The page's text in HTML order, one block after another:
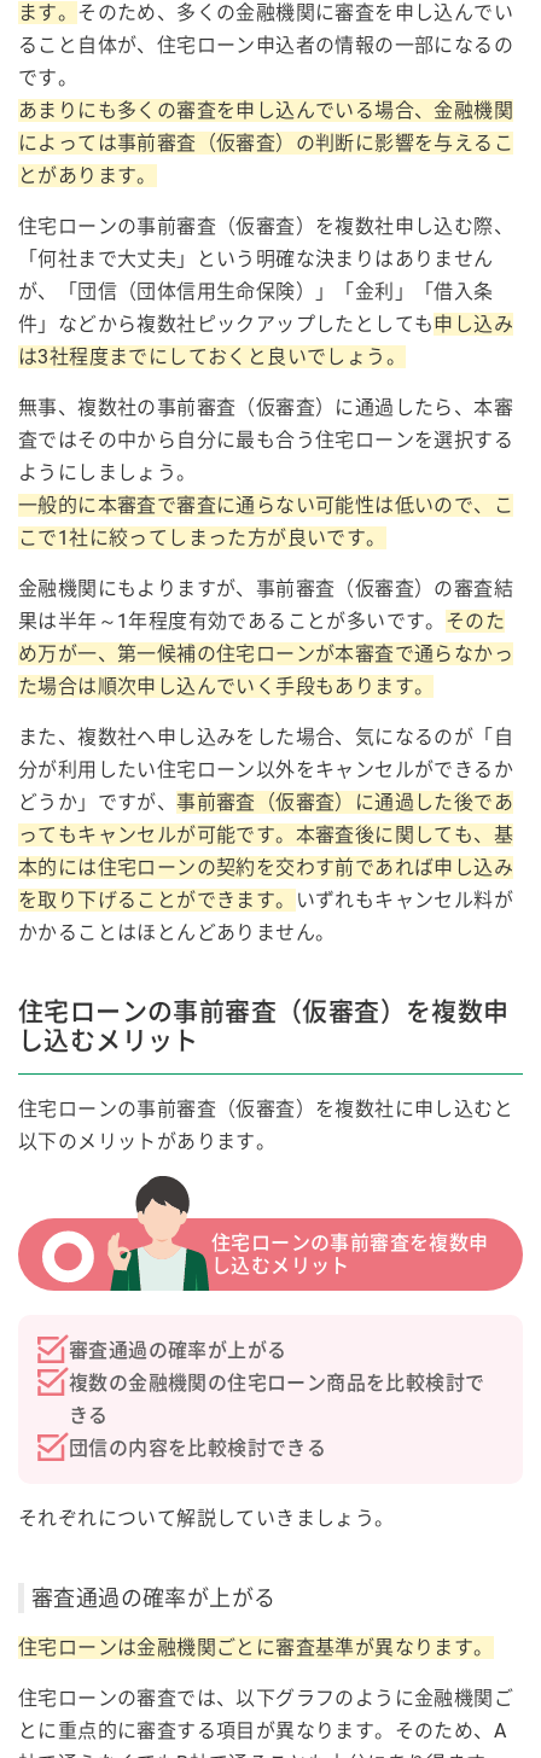
ます。 そのため、多くの金融機関に審査を申し込んでい
ること自体が、住宅ローン申込者の情報の一部になるの
です。
あまりにも多くの審査を申し込んでいる場合、金融機関
によっては事前審査（仮審査）の判断に影響を与えるこ
とがあります。
住宅ローンの事前審査（仮審査）を複数社申し込む際、
「何社まで大丈夫」という明確な決まりはありません
が、「団信（団体信用生命保険）」「金利」「借入条
件」などから複数社ピックアップしたとしても申し込み
は3社程度までにしておくと良いでしょう。
無事、複数社の事前審査（仮審査）に通過したら、本審
査ではその中から自分に最も合う住宅ローンを選択する
ようにしましょう。
一般的に本審査で審査に通らない可能性は低いので、こ
こで1社に絞ってしまった方が良いです。
金融機関にもよりますが、事前審査（仮審査）の審査結
果は半年～1年程度有効であることが多いです。 そのた
め万が一、第一候補の住宅ローンが本審査で通らなかっ
た場合は順次申し込んでいく手段もあります。
また、複数社へ申し込みをした場合、気になるのが「自
分が利用したい住宅ローン以外をキャンセルができるか
どうか」ですが、事前審査（仮審査）に通過した後であ
ってもキャンセルが可能です。本審査後に関しても、基
本的には住宅ローンの契約を交わす前であれば申し込み
を取り下げることができます。
いずれもキャンセル料が
かかることはほとんどありません。
住宅ローンの事前審査（仮審査）を複数申
し込むメリット
住宅ローンの事前審査（仮審査）を複数社に申し込むと
以下のメリットがあります。
住宅ローンの事前審査を複数申
し込むメリット
審査通過の確率が上がる
複数の金融機関の住宅ローン商品を比較検討で
きる
団信の内容を比較検討できる
それぞれについて解説していきましょう。
審査通過の確率が上がる
住宅ローンは金融機関ごとに審査基準が異なります。
住宅ローンの審査では、以下グラフのように金融機関ご
とに重点的に審査する項目が異なります。そのため、A